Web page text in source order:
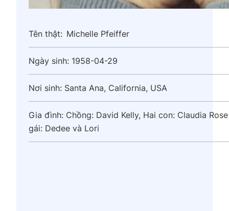
Tên thật: Michelle Pfeiffer
Ngày sinh: 1958-04-29
Nơi sinh: Santa Ana, California, USA
Gia đình: Chồng: David Kelly, Hai con: Claudia
gái: Dedee và Lori